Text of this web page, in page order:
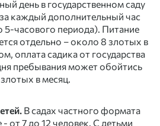
день в государственном саду
каждый дополнительный час
5-часового периода). Питание
отдельно – около 8 злотых в
оплата садика от государства
пребывания может обойтись
в месяц.
В садах частного формата
от 7 до 12 человек. С детьми